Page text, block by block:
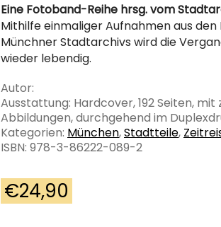
Eine Fotoband-Reihe hrsg. vom
Mithilfe einmaliger Aufnahmen aus
Münchner Stadtarchivs wird die
wieder lebendig.
Autor:
Ausstattung: Hardcover, 192 Seiten,
Abbildungen, durchgehend im
Kategorien: München,Stadtteile,
ISBN: 978-3-86222-089-2
€24,90